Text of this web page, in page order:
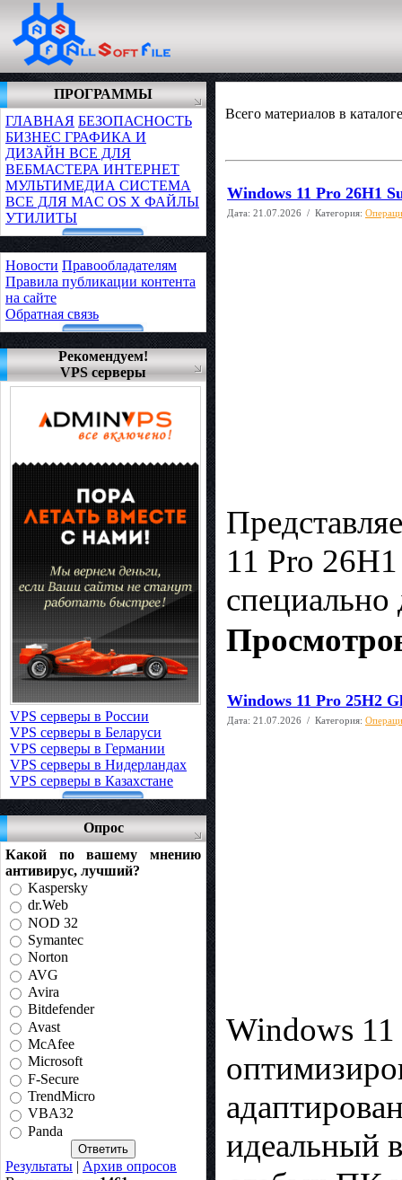
ПРОГРАММЫ
ГЛАВНАЯ БЕЗОПАСНОСТЬ
БИЗНЕС ГРАФИКА И
ДИЗАЙН ВСЕ ДЛЯ
ВЕБМАСТЕРА ИНТЕРНЕТ
МУЛЬТИМЕДИА СИСТЕМА
ВСЕ ДЛЯ MAC OS X ФАЙЛЫ
УТИЛИТЫ
Новости Правообладателям
Правила публикации контента
на сайте
Обратная связь
Рекомендуем!
VPS серверы
VPS серверы в России
VPS серверы в Беларуси
VPS серверы в Германии
VPS серверы в Нидерландах
VPS серверы в Казахстане
Опрос
Какой по вашему мнению
антивирус, лучший?
Kaspersky
dr.Web
NOD 32
Symantec
Norton
AVG
Avira
Bitdefender
Avast
McAfee
Microsoft
F-Secure
TrendMicro
VBA32
Panda
Результаты | Архив опросов
Всего материалов в
Windows 11 Pro 26H1
Дата: 21.07.2026 / Категория:
11 Pro
специально
Windows 11 Pro 25H2
Дата: 21.07.2026 / Категория:
Windows 11
идеальный